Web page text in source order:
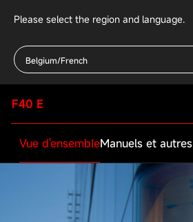
Please select the region and language.
Belgium/French
F40 E
Vue d'ensembleManuels et autres